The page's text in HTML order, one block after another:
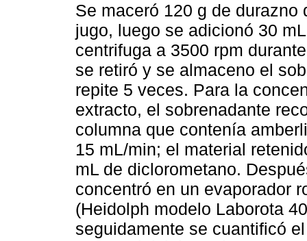
Se maceró 120 g de
jugo, luego se adicionó 30
centrifuga a 3500 rpm
se retiró y se almaceno el
repite 5 veces. Para la
extracto, el sobrenadante
columna que contenía
15 mL/min; el material
mL de diclorometano.
concentró en un evaporador
(Heidolph modelo Laborota
seguidamente se cuantificó